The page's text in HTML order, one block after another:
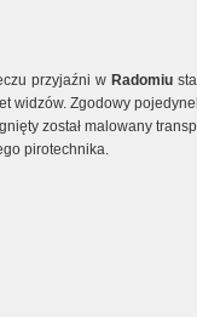
przyjaźni w Radomiu
widzów. Zgodowy
został malowany
pirotechnika.